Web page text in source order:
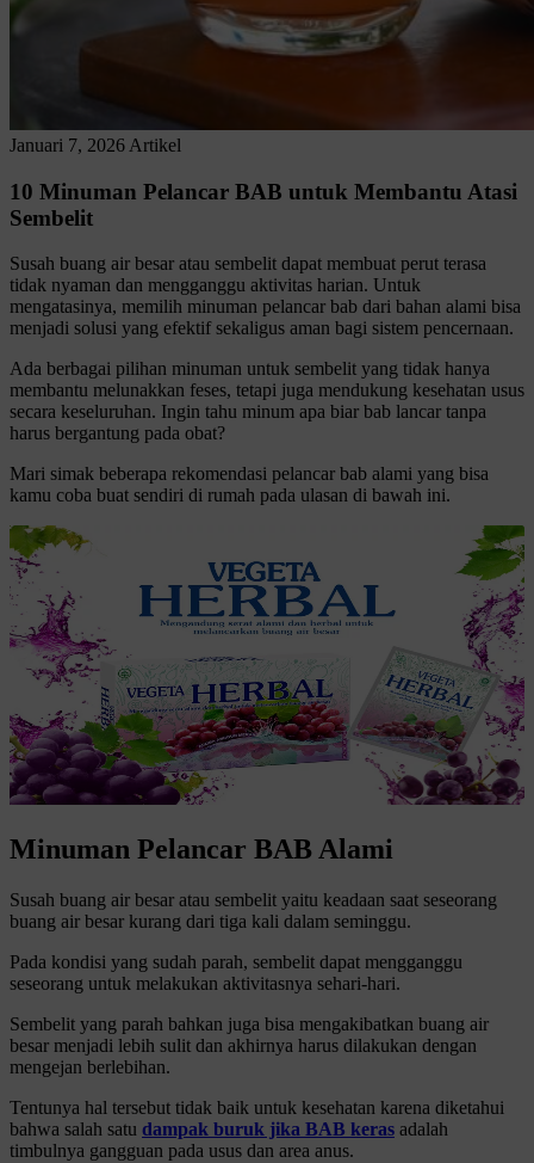
Januari 7, 2026 Artikel
10 Minuman Pelancar BAB untuk Membantu Atasi
Sembelit
Susah buang air besar atau sembelit dapat membuat perut terasa
tidak nyaman dan mengganggu aktivitas harian. Untuk
mengatasinya, memilih minuman pelancar bab dari bahan alami bisa
menjadi solusi yang efektif sekaligus aman bagi sistem pencernaan.
Ada berbagai pilihan minuman untuk sembelit yang tidak hanya
membantu melunakkan feses, tetapi juga mendukung kesehatan usus
secara keseluruhan. Ingin tahu minum apa biar bab lancar tanpa
harus bergantung pada obat?
Mari simak beberapa rekomendasi pelancar bab alami yang bisa
kamu coba buat sendiri di rumah pada ulasan di bawah ini.
Minuman Pelancar BAB Alami
Susah buang air besar atau sembelit yaitu keadaan saat seseorang
buang air besar kurang dari tiga kali dalam seminggu.
Pada kondisi yang sudah parah, sembelit dapat mengganggu
seseorang untuk melakukan aktivitasnya sehari-hari.
Sembelit yang parah bahkan juga bisa mengakibatkan buang air
besar menjadi lebih sulit dan akhirnya harus dilakukan dengan
mengejan berlebihan.
Tentunya hal tersebut tidak baik untuk kesehatan karena diketahui
bahwa salah satu dampak buruk jika BAB keras adalah
timbulnya gangguan pada usus dan area anus.